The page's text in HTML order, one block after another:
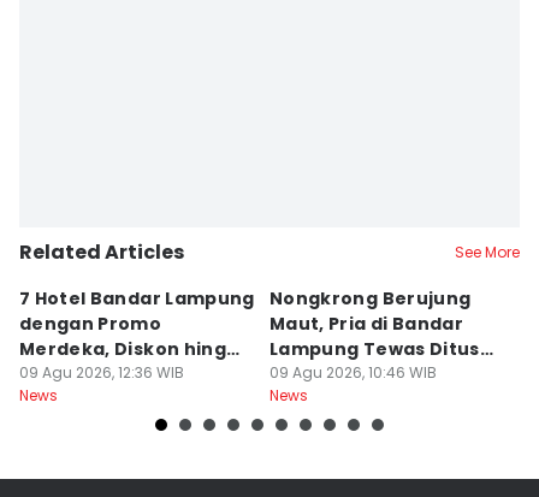
Related Articles See More
7 Hotel Bandar Lampung
dengan Promo
Merdeka, Diskon hingga
50 Persen
09 Agu 2026, 12:36 WIB
News
Nongkrong Berujung
Maut, Pria di Bandar
Lampung Tewas Ditusuk
Teman
09 Agu 2026, 10:46 WIB
News